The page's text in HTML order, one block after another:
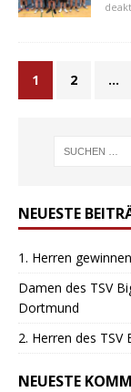
1 2 …
NEUESTE
1. Herren
Damen des TSV
Dortmund
2. Herren des
NEUESTE